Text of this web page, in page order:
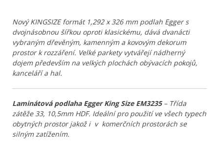
Nový KINGSIZE formát 1,292 x 326 mm podlah Egger s
dvojnásobnou šířkou oproti klasickému, dává dvanácti
vybraným dřevěným, kamenným a kovovým dekorum
prostor k rozzáření. Velké parkety vytvářejí nádherný
dojem především na velkých plochách obývacích pokojů,
kanceláří a hal.
Laminátová podlaha Egger King Size EM3235– Třída
zátěže 33, 10,5mm HDF. Ideální pro použití ve všech typech
obytných prostor jakož i v komerčních prostorách se
silným zatížením.